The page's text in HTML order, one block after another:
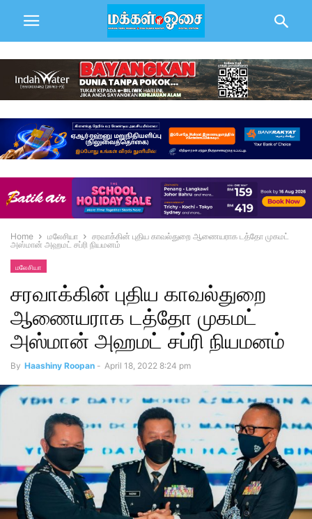
Home மலேசியா
சரவாக்கின் புதிய காவல்துறை ஆணையராக டத்தோ முகமட்
அஸ்மான் அஹமட் சப்ரி நியமனம்
மலேசியா
சரவாக்கின் புதிய காவல்துறை
ஆணையராக டத்தோ முகமட்
அஸ்மான் அஹமட் சப்ரி நியமனம்
By Haashiny Roopan - April 18, 2022 8:24 pm